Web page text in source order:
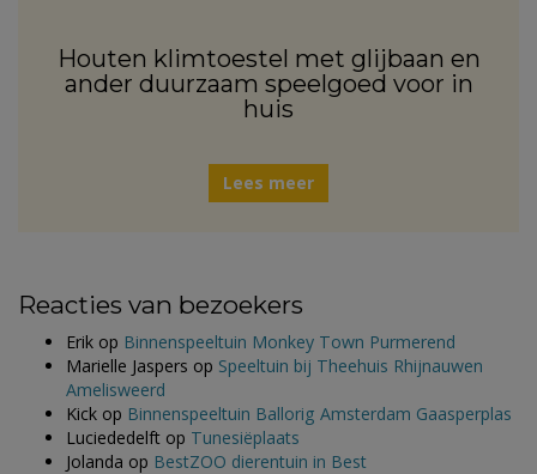
Houten klimtoestel met glijbaan en
ander duurzaam speelgoed voor in
huis
Lees meer
Reacties van bezoekers
Erik op Binnenspeeltuin Monkey Town Purmerend
Marielle Jaspers op Speeltuin bij Theehuis Rhijnauwen
Amelisweerd
Kick op Binnenspeeltuin Ballorig Amsterdam Gaasperplas
Luciededelft op Tunesiëplaats
Jolanda op BestZOO dierentuin in Best